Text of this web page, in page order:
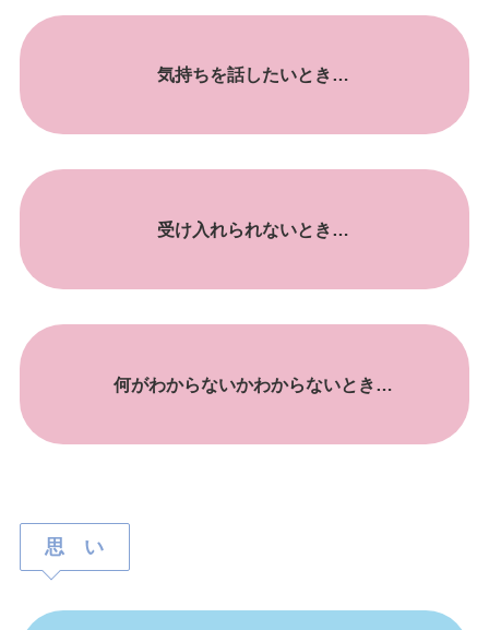
気持ちを話したいとき…
受け入れられないとき…
何がわからないかわからないとき…
思 い